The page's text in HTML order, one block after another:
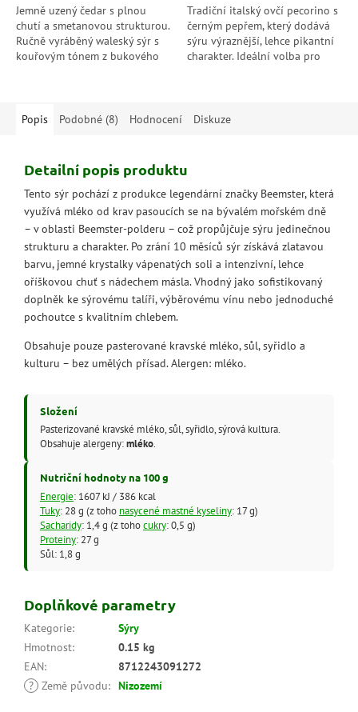
Jemně uzený čedar s plnou
chutí a smetanovou strukturou.
Ručně vyráběný waleský sýr s
kouřovým tónem z bukového
Tradiční italský ovčí pecorino s
černým pepřem, který dodává
sýru výraznější, lehce pikantní
charakter. Ideální volba pro
Popis Podobné (8) Hodnocení Diskuze
Detailní popis produktu
Tento sýr pochází z produkce legendární značky Beemster, která
využívá mléko od krav pasoucích se na bývalém mořském dně
– v oblasti Beemster-polderu – což propůjčuje sýru jedinečnou
strukturu a charakter. Po zrání 10 měsíců sýr získává zlatavou
barvu, jemné krystalky vápenatých soli a intenzivní, lehce
oříškovou chuť s nádechem másla. Vhodný jako sofistikovaný
doplněk ke sýrovému talíři, výběrovému vínu nebo jednoduché
pochoutce s kvalitním chlebem.
Obsahuje pouze pasterované kravské mléko, sůl, syřidlo a
kulturu – bez umělých přísad. Alergen: mléko.
Složení
Pasterizované kravské mléko, sůl, syřidlo, sýrová kultura.
Obsahuje alergeny:mléko.
Nutriční hodnoty na 100 g
Energie: 1607 kJ / 386 kcal
Tuky: 28 g (z toho nasycené mastné kyseliny: 17 g)
Sacharidy: 1,4 g (z tohocukry: 0,5 g)
Proteiny: 27 g
Sůl: 1,8 g
Doplňkové parametry
Kategorie:
Sýry
Hmotnost:
0.15 kg
EAN:
8712243091272
? Země původu: Nizozemí